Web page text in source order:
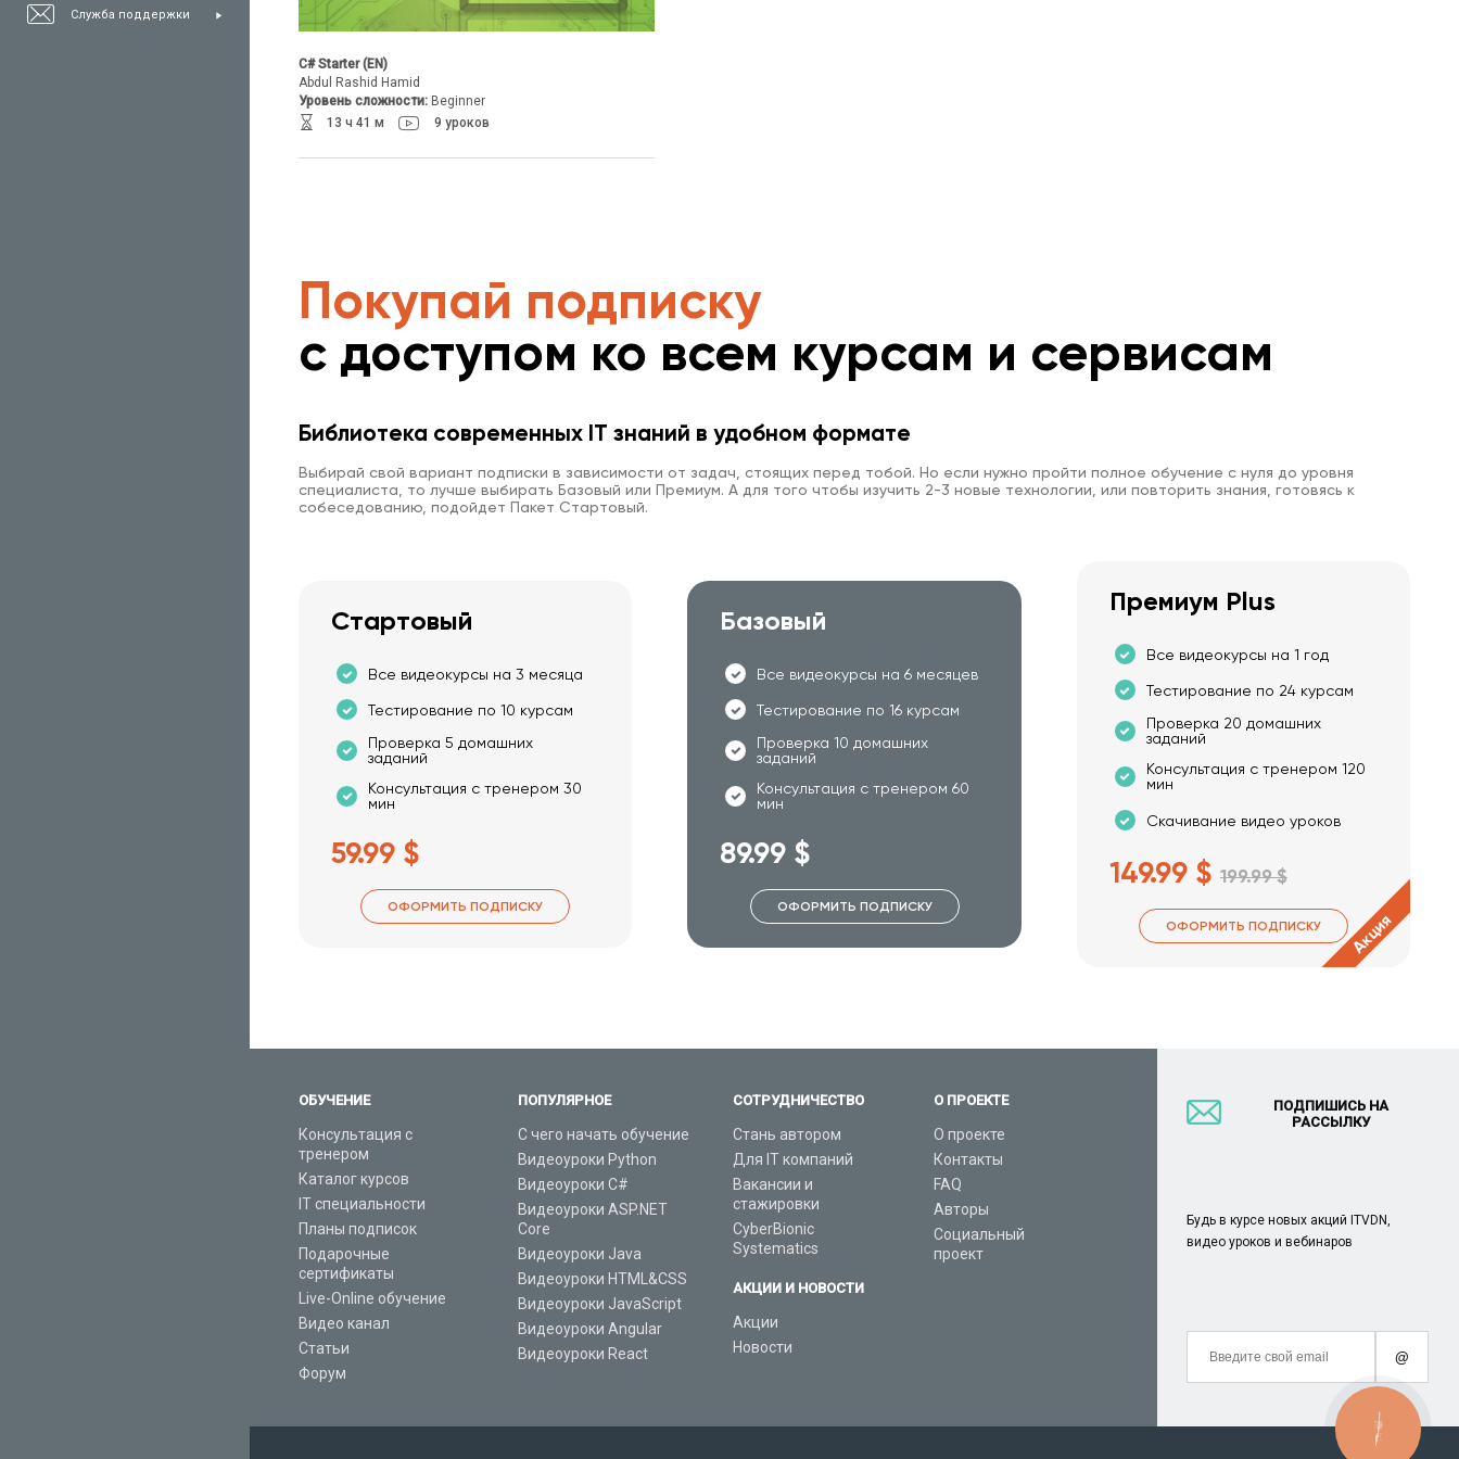
Служба поддержки
C# Starter (EN)
Abdul Rashid Hamid
Уровень сложности: Beginner
13 ч 41 м
9 уроков
Покупай подписку
с доступом ко всем курсам и сервисам
Библиотека современных IT знаний в удобном формате
Выбирай свой вариант подписки в зависимости от задач, стоящих перед тобой. Но если нужно пройти полное обучение с нуля до уровня
специалиста, то лучше выбирать Базовый или Премиум. А для того чтобы изучить 2-3 новые технологии, или повторить знания, готовясь к
собеседованию, подойдет Пакет Стартовый.
Стартовый
Все видеокурсы на 3 месяца
Тестирование по 10 курсам
Проверка 5 домашних
заданий
Консультация с тренером 30
мин
59.99 $
ОФОРМИТЬ ПОДПИСКУ
Базовый
Все видеокурсы на 6 месяцев
Тестирование по 16 курсам
Проверка 10 домашних
заданий
Консультация с тренером 60
мин
89.99 $
ОФОРМИТЬ ПОДПИСКУ
Премиум Plus
Все видеокурсы на 1 год
Тестирование по 24 курсам
Проверка 20 домашних
заданий
Консультация с тренером 120
мин
Скачивание видео уроков
149.99 $ 199.99 $
ОФОРМИТЬ ПОДПИСКУ Акция
ОБУЧЕНИЕ
Консультация с
тренером
Каталог курсов
IT специальности
Планы подписок
Подарочные
сертификаты
Live-Online обучение
Видео канал
Статьи
Форум
ПОПУЛЯРНОЕ
С чего начать обучение
Видеоуроки Python
Видеоуроки C#
Видеоуроки ASP.NET
Core
Видеоуроки Java
Видеоуроки HTML&CSS
Видеоуроки JavaScript
Видеоуроки Angular
Видеоуроки React
СОТРУДНИЧЕСТВО
Стань автором
Для IT компаний
Вакансии и
стажировки
CyberBionic
Systematics
АКЦИИ И НОВОСТИ
Акции
Новости
О ПРОЕКТЕ
О проекте
Контакты
FAQ
Авторы
Социальный
проект
ПОДПИШИСЬ НА
РАССЫЛКУ
Будь в курсе новых акций ITVDN,
видео уроков и вебинаров
@